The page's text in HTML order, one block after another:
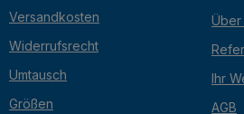
Versandkosten
Widerrufsrecht
Umtausch
Größen
Über
Ihr
AGB